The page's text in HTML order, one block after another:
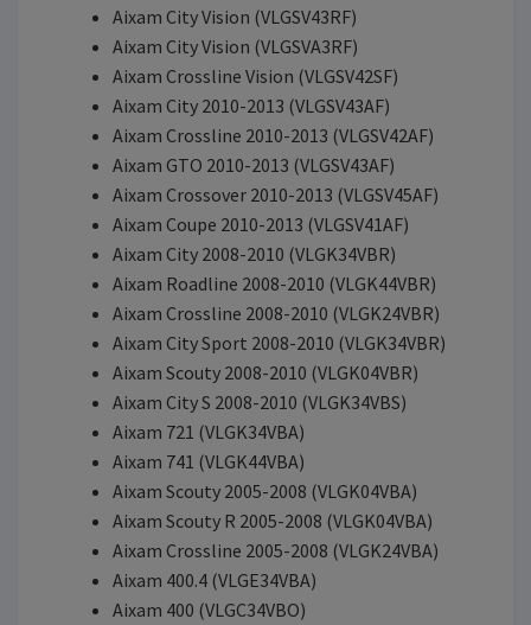
Aixam City Vision (VLGSV43RF)
Aixam City Vision (VLGSVA3RF)
Aixam Crossline Vision (VLGSV42SF)
Aixam City 2010-2013 (VLGSV43AF)
Aixam Crossline 2010-2013 (VLGSV42AF)
Aixam GTO 2010-2013 (VLGSV43AF)
Aixam Crossover 2010-2013 (VLGSV45AF)
Aixam Coupe 2010-2013 (VLGSV41AF)
Aixam City 2008-2010 (VLGK34VBR)
Aixam Roadline 2008-2010 (VLGK44VBR)
Aixam Crossline 2008-2010 (VLGK24VBR)
Aixam City Sport 2008-2010 (VLGK34VBR)
Aixam Scouty 2008-2010 (VLGK04VBR)
Aixam City S 2008-2010 (VLGK34VBS)
Aixam 721 (VLGK34VBA)
Aixam 741 (VLGK44VBA)
Aixam Scouty 2005-2008 (VLGK04VBA)
Aixam Scouty R 2005-2008 (VLGK04VBA)
Aixam Crossline 2005-2008 (VLGK24VBA)
Aixam 400.4 (VLGE34VBA)
Aixam 400 (VLGC34VBO)